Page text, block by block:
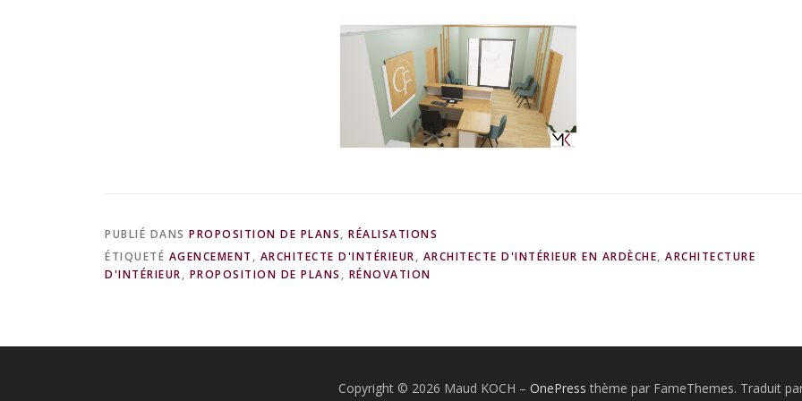
PUBLIÉ DANS PROPOSITION DE PLANS, RÉALISATIONS
ÉTIQUETÉ AGENCEMENT , ARCHITECTE D'INTÉRIEUR, ARCHITECTE D'INTÉRIEUR EN ARDÈCHE, ARCHITECTURE
D'INTÉRIEUR, PROPOSITION DE PLANS , RÉNOVATION
Copyright © 2026 Maud KOCH – OnePress thème par FameThemes. Traduit